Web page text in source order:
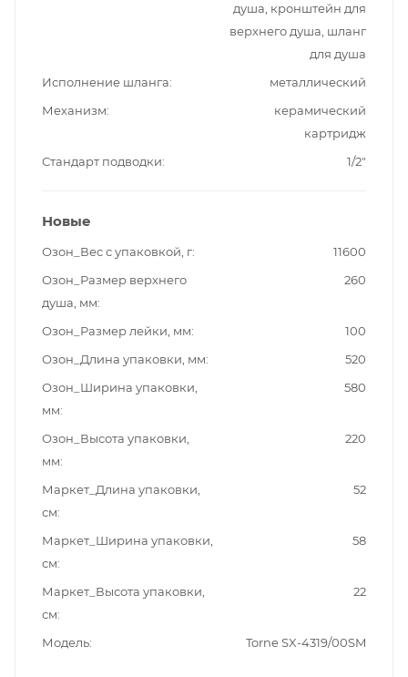
душа, кронштейн для
верхнего душа, шланг
для душа
Исполнение шланга
металлический
Механизм
керамический
картридж
Стандарт подводки
1/2"
Новые
Озон_Вес с упаковкой, г
11600
Озон_Размер верхнего
душа, мм
260
Озон_Размер лейки, мм
100
Озон_Длина упаковки, мм
520
Озон_Ширина упаковки,
мм
580
Озон_Высота упаковки,
мм
220
Маркет_Длина упаковки,
см
52
Маркет_Ширина упаковки,
см
58
Маркет_Высота упаковки,
см
22
Модель Torne SX-4319/00SM